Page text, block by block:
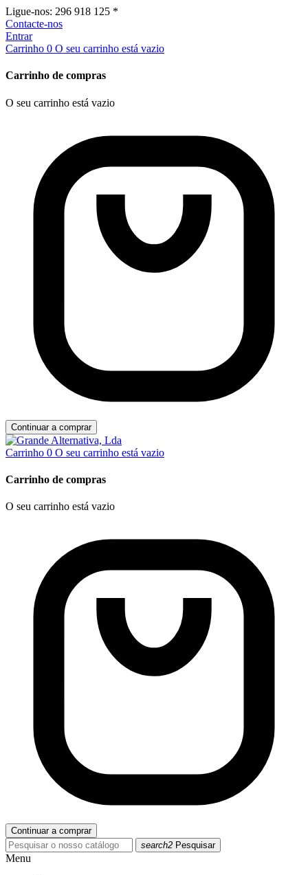
Ligue-nos: 296 918 125 *
Contacte-nos
Entrar
Carrinho 0 O seu carrinho está vazio
Carrinho de compras
O seu carrinho está vazio
Continuar a comprar
Carrinho 0 O seu carrinho está vazio
Carrinho de compras
O seu carrinho está vazio
Continuar a comprar
search2 Pesquisar
Menu